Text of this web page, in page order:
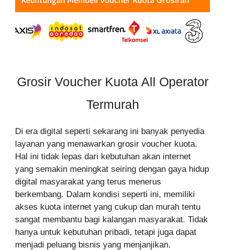
Grosir Voucher Kuota All Operator
Termurah
Di era digital seperti sekarang ini banyak penyedia
layanan yang menawarkan grosir voucher kuota.
Hal ini tidak lepas dari kebutuhan akan internet
yang semakin meningkat seiring dengan gaya hidup
digital masyarakat yang terus menerus
berkembang. Dalam kondisi seperti ini, memiliki
akses kuota internet yang cukup dan murah tentu
sangat membantu bagi kalangan masyarakat. Tidak
hanya untuk kebutuhan pribadi, tetapi juga dapat
menjadi peluang bisnis yang menjanjikan.